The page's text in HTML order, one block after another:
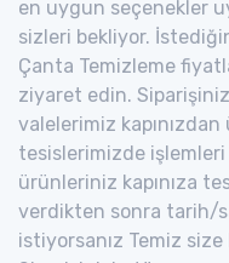
en uygun seçenekler
sizleri bekliyor.
Çanta Temizleme
ziyaret edin.
valelerimiz
tesislerimizde
ürünleriniz kapınıza
verdikten sonra tarih/
istiyorsanız Temiz size